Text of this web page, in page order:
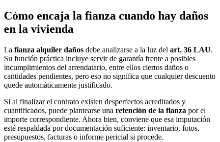
Cómo encaja la fianza cuando hay daños
en la vivienda
La fianza alquiler daños debe analizarse a la luz del art. 36 LAU.
Su función práctica incluye servir de garantía frente a posibles
incumplimientos del arrendatario, entre ellos ciertos daños o
cantidades pendientes, pero eso no significa que cualquier descuento
quede automáticamente justificado.
Si al finalizar el contrato existen desperfectos acreditados y
cuantificados, puede plantearse una retención de la fianza por el
importe correspondiente. Ahora bien, conviene que esa imputación
esté respaldada por documentación suficiente: inventario, fotos,
presupuestos, facturas o informe pericial si procede.